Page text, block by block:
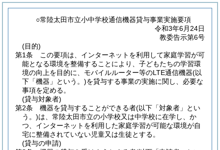
○常陸太田市立小中学校通信機器貸与事業実施要項
令和3年6月24日
教委告示第6号
(目的)
第1条
この要項は、インターネットを利用して家庭学習が可
能となる環境を整備することにより、子どもたちの学習環
境の向上を目的に、モバイルルーター等のLTE通信機器(以
下「機器」という。)を貸与する事業の実施に関し、必要な
事項を定める。
(貸与対象者)
第2条
機器を貸与することができる者(以下「対象者」とい
う。)は、常陸太田市立の小学校又は中学校に在学し、か
つ、インターネットを利用した家庭学習が可能な環境が自
宅に整備されていない児童又は生徒とする。
(貸与の申請)